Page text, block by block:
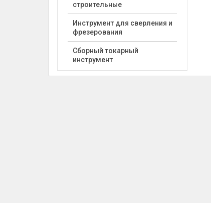
строительные
Инструмент для сверления и
фрезерования
Сборный токарный
инструмент